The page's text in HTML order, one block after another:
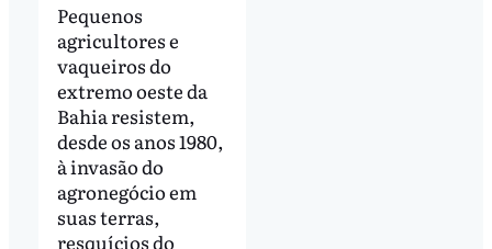
Pequenos
agricultores e
vaqueiros do
extremo oeste da
Bahia resistem,
desde os anos 1980,
à invasão do
agronegócio em
suas terras,
resquícios do